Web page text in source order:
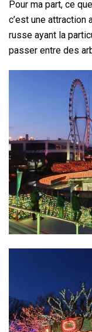
Pour ma part, ce
c’est une attraction
russe ayant la
passer entre des